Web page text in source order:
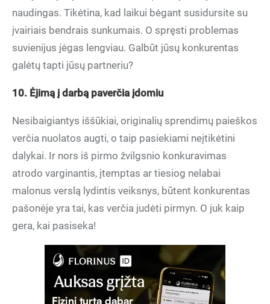
naudingas. Tikėtina, kad laikui bėgant susidursite su
įvairiais bendrais sunkumais. O spręsti problemas
suvienijus jėgas lengviau. Galbūt jūsų konkurentas
galėtų tapti jūsų partneriu?
10. Ėjimą į darbą paverčia įdomiu
Nesibaigiantys iššūkiai, originalių sprendimų paieškos
verčia nuolatos augti, o taip pasiekiami neįtikėtini
dalykai. Ir nors iš pirmo žvilgsnio konkuravimas
atrodo varginantis, įtemptas ar tiesiog nelabai
malonus verslą lydintis veiksnys, būtent konkurentas
pašonėje yra tai, kas verčia judėti pirmyn. O juk kaip
gera, kai pasiseka!